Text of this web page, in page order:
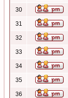
30
31
32
33
34
35
36